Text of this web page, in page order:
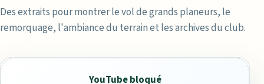
Des extraits pour montrer le vol de grands planeurs, le
remorquage, l'ambiance du terrain et les archives du club.
YouTube bloqué